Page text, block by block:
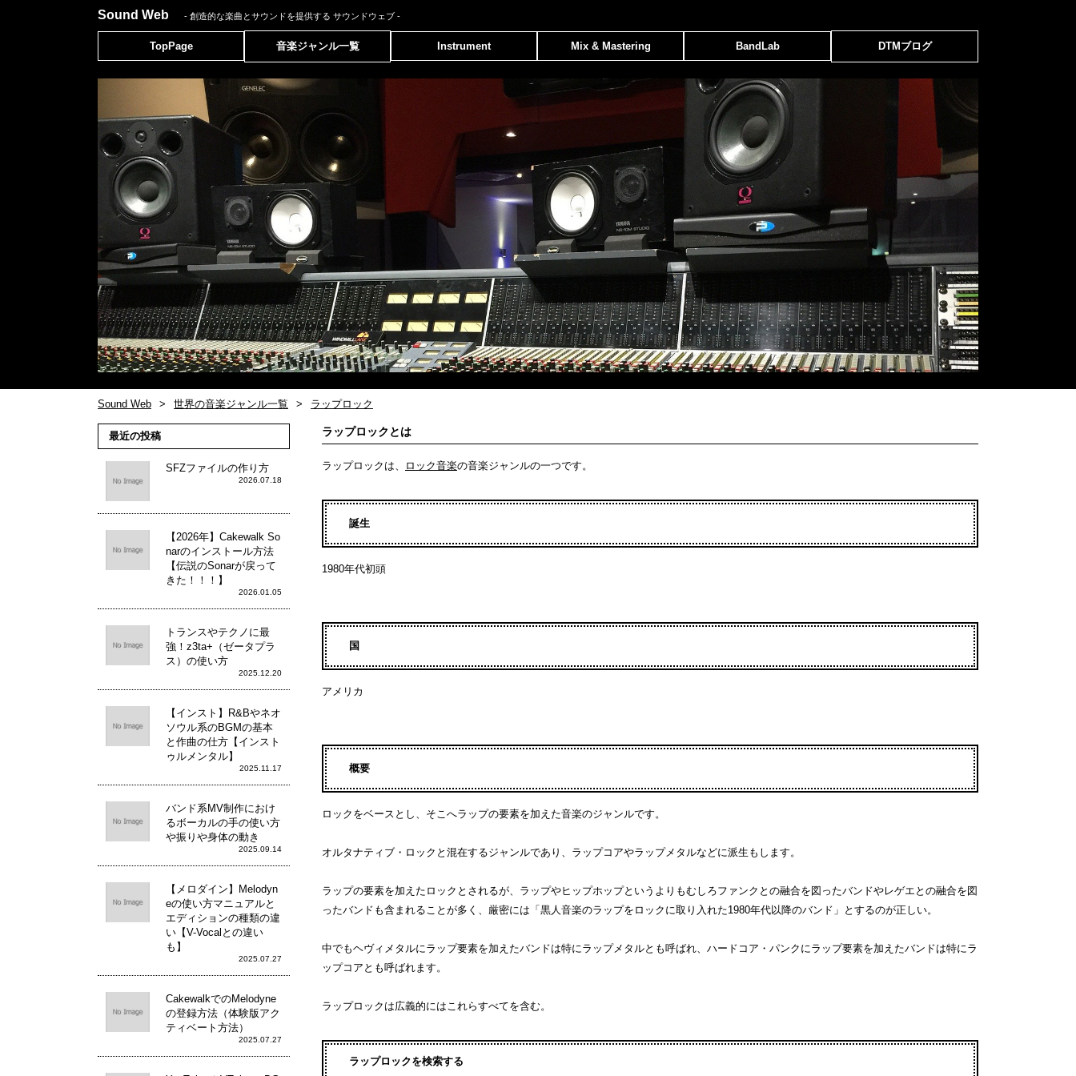
Sound Web - 創造的な楽曲とサウンドを提供する サウンドウェブ -
TopPage 音楽ジャンル一覧 Instrument Mix & Mastering BandLab DTMブログ
Sound Web 世界の音楽ジャンル一覧 ラップロック
ラップロックとは
ラップロックは、 ロック音楽の音楽ジャンルの一つです。
誕生
1980年代初頭
国
アメリカ
概要
ロックをベースとし、そこへラップの要素を加えた音楽のジャンルです。
オルタナティブ・ロックと混在するジャンルであり、ラップコアやラップメタルなどに派生もします。
ラップの要素を加えたロックとされるが、ラップやヒップホップというよりもむしろファンクとの融合を図ったバンドやレゲエとの融合を図
ったバンドも含まれることが多く、厳密には「黒人音楽のラップをロックに取り入れた1980年代以降のバンド」とするのが正しい。
中でもヘヴィメタルにラップ要素を加えたバンドは特にラップメタルとも呼ばれ、ハードコア・パンクにラップ要素を加えたバンドは特にラ
ップコアとも呼ばれます。
ラップロックは広義的にはこれらすべてを含む。
ラップロックを検索する
最近の投稿
SFZファイルの作り方
2026.07.18
【2026年】Cakewalk So
narのインストール方法
【伝説のSonarが戻って
きた！！！】
2026.01.05
トランスやテクノに最
強！z3ta+（ゼータプラ
ス）の使い方
2025.12.20
【インスト】R&Bやネオ
ソウル系のBGMの基本
と作曲の仕方【インスト
ゥルメンタル】
2025.11.17
バンド系MV制作におけ
るボーカルの手の使い方
や振りや身体の動き
2025.09.14
【メロダイン】Melodyn
eの使い方マニュアルと
エディションの種類の違
い【V-Vocalとの違い
も】
2025.07.27
CakewalkでのMelodyne
の登録方法（体験版アク
ティベート方法）
2025.07.27